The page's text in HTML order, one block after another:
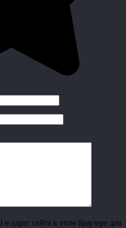
адрес сайта в этом браузере для